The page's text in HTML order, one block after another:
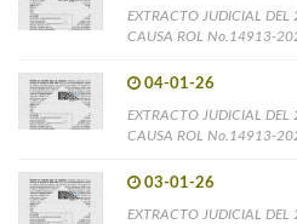
EXTRACTO JUDICIAL
CAUSA ROL No.14913-
04-01-26
EXTRACTO JUDICIAL
CAUSA ROL No.14913-
03-01-26
EXTRACTO JUDICIAL